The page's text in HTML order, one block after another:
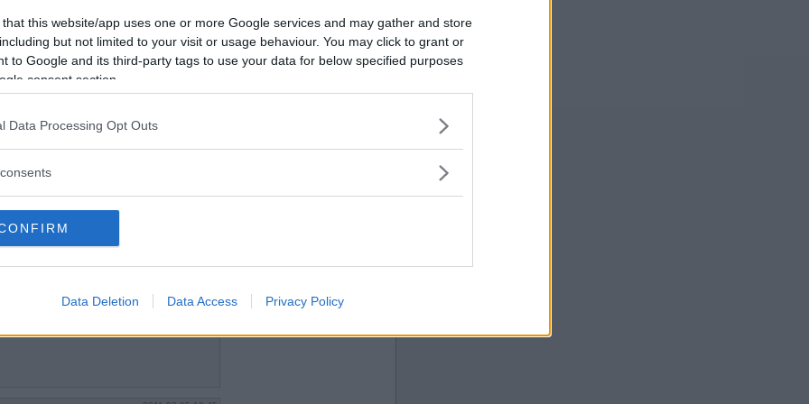
that this website/app uses one or more Google services and may gather and store
but not limited to your visit or usage behaviour. You may click to grant or
to Google and its third-party tags to use your data for below specified purposes
consent section.
Data Processing Opt Outs
Data Deletion Data Access Privacy Policy
kräm av fetaost och valfri cremefraiche( jag tog
på laxen. Småtomater och oliver på allt o in i
med sallad och ris om man vill till!
Det kan jag prova.
Vill du bli
medlem?